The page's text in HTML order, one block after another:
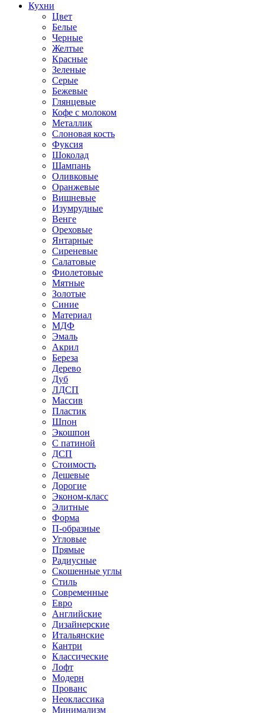
Кухни
Цвет
Белые
Черные
Желтые
Красные
Зеленые
Серые
Бежевые
Глянцевые
Кофе с молоком
Металлик
Слоновая кость
Фуксия
Шоколад
Шампань
Оливковые
Оранжевые
Вишневые
Изумрудные
Венге
Ореховые
Янтарные
Сиреневые
Салатовые
Фиолетовые
Мятные
Золотые
Синие
Материал
МДФ
Эмаль
Акрил
Береза
Дерево
Дуб
ЛДСП
Массив
Пластик
Шпон
Экошпон
С патиной
ДСП
Стоимость
Дешевые
Дорогие
Эконом-класс
Элитные
Форма
П-образные
Угловые
Прямые
Радиусные
Скошенные углы
Стиль
Современные
Евро
Английские
Дизайнерские
Итальянские
Кантри
Классические
Лофт
Модерн
Прованс
Неоклассика
Минимализм